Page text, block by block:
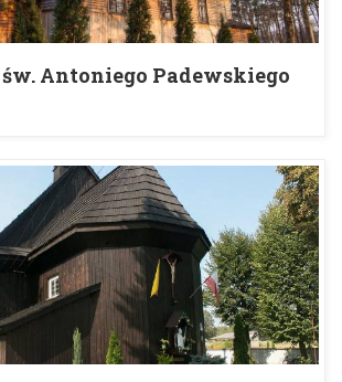
św. Antoniego Padewskiego